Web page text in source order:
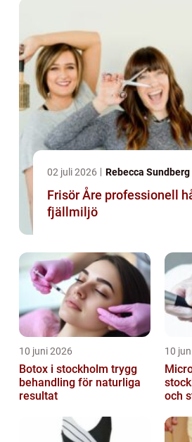
02 juli 2026 Rebecca Sundberg
Frisör Åre professionell hårvård i
fjällmiljö
10 juni 2026
Botox i stockholm trygg
behandling för naturliga
resultat
10
stockholm
och